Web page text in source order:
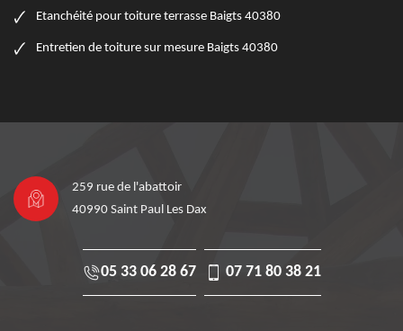
Etanchéité pour toiture terrasse Baigts 40380
Entretien de toiture sur mesure Baigts 40380
259 rue de l'abattoir
40990 Saint Paul Les Dax
05 33 06 28 67 07 71 80 38 21